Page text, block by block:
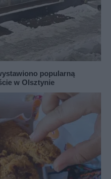
popularną
w Olsztynie